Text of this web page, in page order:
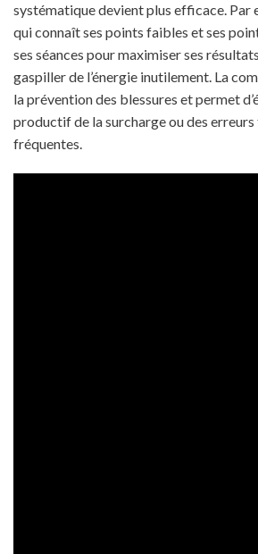
systématique devient plus efficace. Par
qui connaît ses points faibles et ses
ses séances pour maximiser ses
gaspiller de l’énergie inutilement. La
la prévention des blessures et permet
productif de la surcharge ou des erreurs
fréquentes.